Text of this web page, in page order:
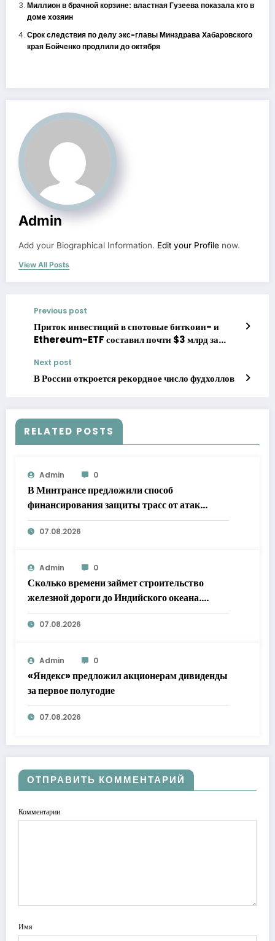
Миллион в брачной корзине: властная Гузеева показала кто в
доме хозяин
Срок следствия по делу экс-главы Минздрава Хабаровского
края Бойченко продлили до октября
Admin
Add your Biographical Information. Edit your Profile now.
View All Posts
Previous post
Приток инвестиций в спотовые биткоин- и
Ethereum-ETF составил почти $3 млрд за
Next post
В России откроется рекордное число фудхоллов
RELATED POSTS
Admin 0
В Минтрансе предложили способ
финансирования защиты трасс от атак
БПЛА
07.08.2026
Admin 0
Сколько времени займет строительство
железной дороги до Индийского океана.
Мнение экспертов «РГ»
07.08.2026
Admin 0
«Яндекс» предложил акционерам дивиденды
за первое полугодие
07.08.2026
ОТПРАВИТЬ КОММЕНТАРИЙ
Комментарии
Имя